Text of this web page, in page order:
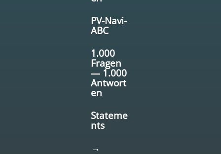
PV-Navi-
ABC
1.000
Fragen
— 1.000
Antwort
en
Stateme
nts
→